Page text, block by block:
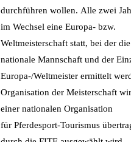
durchführen wollen. Alle zwei
im Wechsel eine Europa- bzw.
Weltmeisterschaft statt, bei der die
nationale Mannschaft und der
Europa-/Weltmeister ermittelt
Organisation der Meisterschaft
einer nationalen Organisation
für Pferdesport-Tourismus